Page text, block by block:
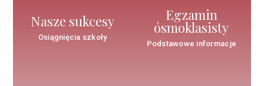
Nasze sukcesy
Osiągnięcia szkoły
Egzamin
ósmoklasisty
Podstawowe informacje